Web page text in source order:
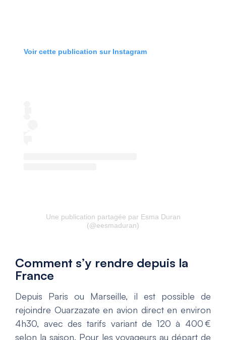
Voir cette publication sur Instagram
Une publication partagée par Esma Duran
(@eesmaduran)
Comment s’y rendre depuis la
France
Depuis Paris ou Marseille, il est possible de
rejoindre Ouarzazate en avion direct en environ
4h30, avec des tarifs variant de 120 à 400 €
selon la saison. Pour les voyageurs au départ de